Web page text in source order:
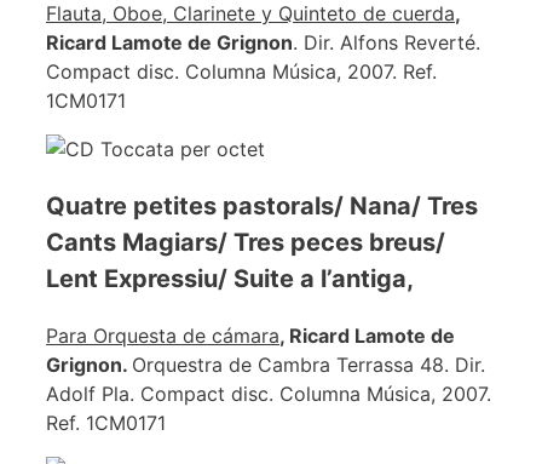
Flauta, Oboe, Clarinete y Quinteto de cuerda,
Ricard Lamote de Grignon. Dir. Alfons Reverté.
Compact disc. Columna Música, 2007. Ref.
1CM0171
Quatre petites pastorals/ Nana/ Tres
Cants Magiars/ Tres peces breus/
Lent Expressiu/ Suite a l’antiga,
Para Orquesta de cámara, Ricard Lamote de
Grignon. Orquestra de Cambra Terrassa 48. Dir.
Adolf Pla. Compact disc. Columna Música, 2007.
Ref. 1CM0171